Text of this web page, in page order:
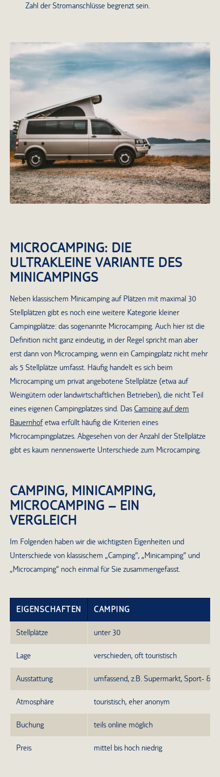
Zahl der Stromanschlüsse begrenzt sein.
Mit einem kleineren Camper lassen sich
abgelegenere Gebiete prinzipiell leichter
erreichen
MICROCAMPING: DIE
ULTRAKLEINE VARIANTE DES
MINICAMPINGS
Neben klassischem Minicamping auf Plätzen mit maximal 30
Stellplätzen gibt es noch eine weitere Kategorie kleiner
Campingplätze: das sogenannte Microcamping. Auch hier ist die
Definition nicht ganz eindeutig, in der Regel spricht man aber
erst dann von Microcamping, wenn ein Campingplatz nicht mehr
als 5 Stellplätze umfasst. Häufig handelt es sich beim
Microcamping um privat angebotene Stellplätze (etwa auf
Weingütern oder landwirtschaftlichen Betrieben), die nicht Teil
eines eigenen Campingplatzes sind. Das Camping auf dem
Bauernhofetwa erfüllt häufig die Kriterien eines
Microcampingplatzes. Abgesehen von der Anzahl der Stellplätze
gibt es kaum nennenswerte Unterschiede zum Microcamping.
CAMPING, MINICAMPING,
MICROCAMPING – EIN
VERGLEICH
Im Folgenden haben wir die wichtigsten Eigenheiten und
Unterschiede von klassischem „Camping“, „Minicamping“ und
„Microcamping“ noch einmal für Sie zusammengefasst.
EIGENSCHAFTEN CAMPING
Stellplätze unter 30
Lage verschieden, oft touristisch
Ausstattung umfassend, z.B. Supermarkt, Sport- &
Atmosphäre touristisch, eher anonym
Buchung teils online möglich
Preis mittel bis hoch niedrig